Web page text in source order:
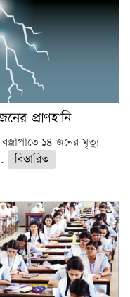
প্রাণহানি
১৪ জনের মৃত্যু
বিস্তারিত